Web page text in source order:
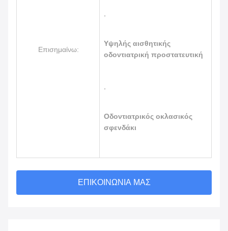
Επισημαίνω:
Υψηλής αισθητικής
οδοντιατρική προστατευτική
Οδοντιατρικός οκλασικός
σφενδάκι
ΕΠΙΚΟΙΝΩΝΊΑ ΜΑΣ